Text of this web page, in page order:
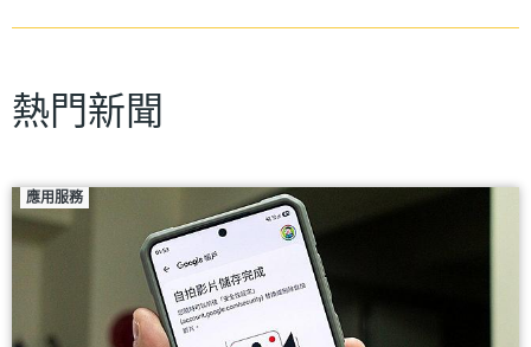
熱門新聞
應用服務